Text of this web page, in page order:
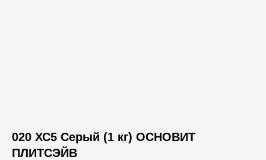
020 ХС5 Серый (1 кг) ОСНОВИТ
ПЛИТСЭЙВ